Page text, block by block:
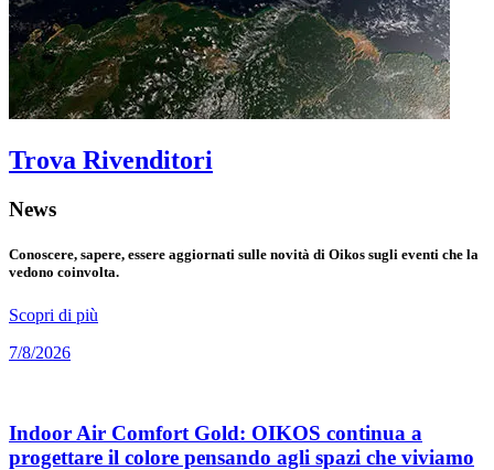
Trova Rivenditori
News
Conoscere, sapere, essere aggiornati sulle novità di Oikos sugli eventi che la
vedono coinvolta.
Scopri di più
7/8/2026
Indoor Air Comfort Gold: OIKOS continua a
progettare il colore pensando agli spazi che viviamo